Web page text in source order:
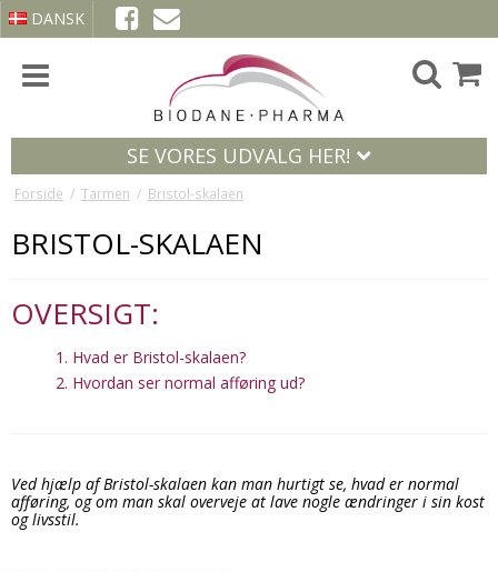
DANSK
SE VORES UDVALG HER!
Forside / Tarmen / Bristol-skalaen
BRISTOL-SKALAEN
OVERSIGT:
1. Hvad er Bristol-skalaen?
2. Hvordan ser normal afføring ud?
Ved hjælp af Bristol-skalaen kan man hurtigt se, hvad er normal
afføring, og om man skal overveje at lave nogle ændringer i sin kost
og livsstil.